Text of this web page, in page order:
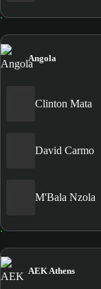
Angola
Clinton Mata
David Carmo
M'Bala Nzola
AEK Athens